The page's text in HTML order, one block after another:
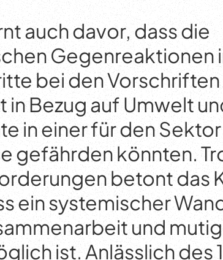
auch davor, dass die
Gegenreaktionen
bei den Vorschriften
Bezug auf Umwelt
in einer für den Sektor
gefährden könnten.
betont das
ein systemischer
und
ist. Anlässlich des